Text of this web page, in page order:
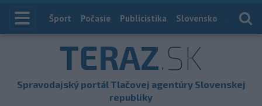
Index
Šport Počasie Publicistika Slovensko
TERAZ.SK
Spravodajský portál Tlačovej agentúry Slovenskej
republiky